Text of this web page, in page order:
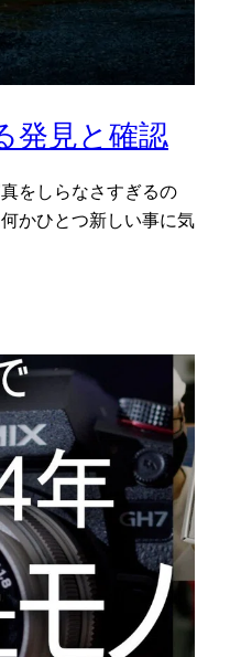
発見と確認
をしらなさすぎるの
かひとつ新しい事に気